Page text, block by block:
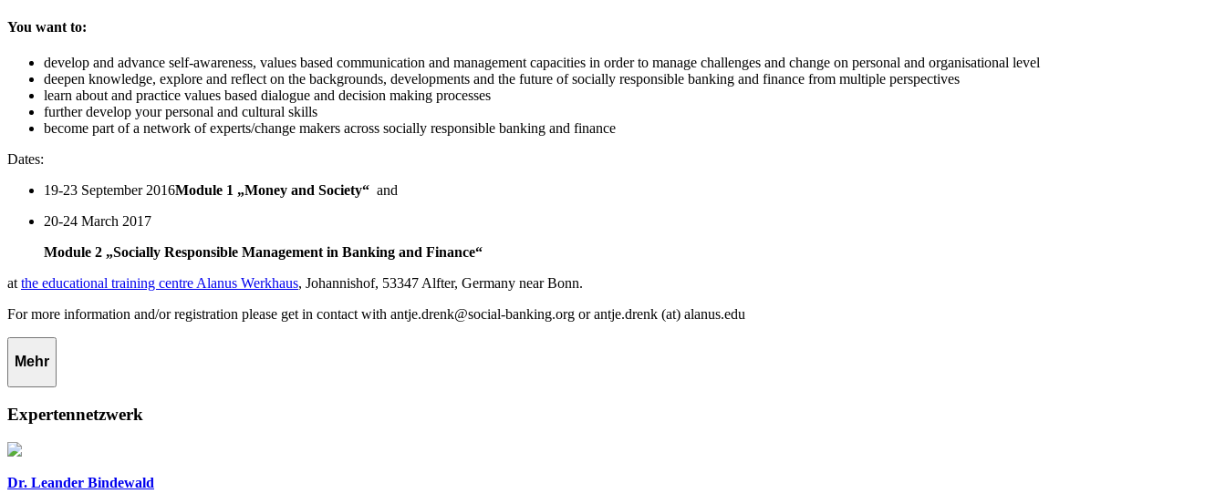
You want to:
develop and advance self-awareness, values based communication and management capacities in order to manage challenges and change on personal and organisational level
deepen knowledge, explore and reflect on the backgrounds, developments and the future of socially responsible banking and finance from multiple perspectives
learn about and practice values based dialogue and decision making processes
further develop your personal and cultural skills
become part of a network of experts/change makers across socially responsible banking and finance
Dates:
19-23 September 2016Module 1 „Money and Society“ and
20-24 March 2017
Module 2 „Socially Responsible Management in Banking and Finance“
at the educational training centre Alanus Werkhaus, Johannishof, 53347 Alfter, Germany near Bonn.
For more information and/or registration please get in contact with antje.drenk@social-banking.org orantje.drenk (at) alanus.edu
Mehr
Expertennetzwerk
Dr. Leander Bindewald